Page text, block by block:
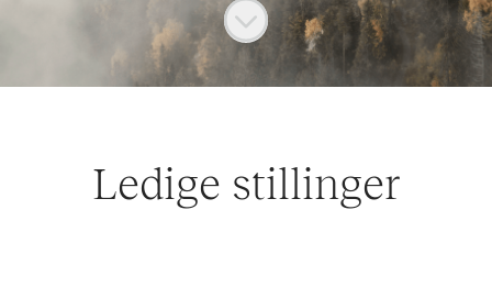
Bla til innholdet
Ledige stillinger